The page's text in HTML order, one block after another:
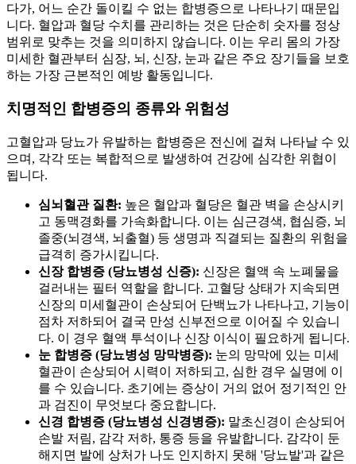
다가, 어느 순간 돌이킬 수 없는 합병증으로 나타나기 때문입
니다. 혈압과 혈당 수치를 관리하는 것은 단순히 숫자를 정상
범위로 맞추는 것을 의미하지 않습니다. 이는 우리 몸의 가장
미세한 혈관부터 심장, 뇌, 신장, 눈과 같은 주요 장기들을 보호
하는 가장 근본적인 예방 활동입니다.
치명적인 합병증의 종류와 위험성
고혈압과 당뇨가 유발하는 합병증은 전신에 걸쳐 나타날 수 있
으며, 각각 또는 복합적으로 발생하여 건강에 심각한 위협이
됩니다.
심뇌혈관 질환: 높은 혈압과 혈당은 혈관 벽을 손상시키
고 동맥경화를 가속화합니다. 이는 심근경색, 협심증, 뇌
졸중(뇌경색, 뇌출혈) 등 생명과 직결되는 질환의 위험을
급격히 증가시킵니다.
신장 합병증 (당뇨병성 신증): 신장은 혈액 속 노폐물을
걸러내는 필터 역할을 합니다. 고혈당 상태가 지속되면
신장의 미세혈관이 손상되어 단백뇨가 나타나고, 기능이
점차 저하되어 결국 만성 신부전으로 이어질 수 있습니
다. 이 경우 혈액 투석이나 신장 이식이 필요하게 됩니다.
눈 합병증 (당뇨병성 망막병증): 눈의 망막에 있는 미세
혈관이 손상되어 시력이 저하되고, 심한 경우 실명에 이
를 수 있습니다. 초기에는 증상이 거의 없어 정기적인 안
과 검진이 무엇보다 중요합니다.
신경 합병증 (당뇨병성 신경병증): 말초신경이 손상되어
손발 저림, 감각 저하, 통증 등을 유발합니다. 감각이 둔
해지면 발에 상처가 나도 인지하지 못해 '당뇨발'과 같은